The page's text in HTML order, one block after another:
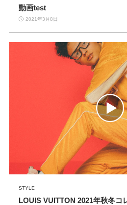
動画test
2021年3月8日
STYLE
LOUIS VUITTON 2021年秋冬コ